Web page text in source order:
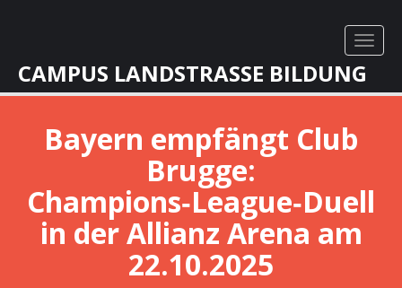
CAMPUS LANDSTRASSE BILDUNG
Bayern empfängt Club
Brugge:
Champions‑League‑Duell
in der Allianz Arena am
22.10.2025